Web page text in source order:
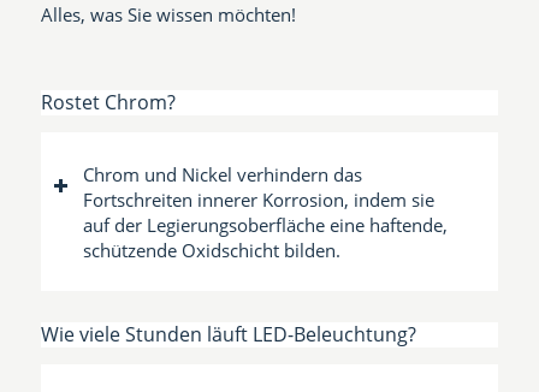
Alles, was Sie wissen möchten!
Rostet Chrom?
Chrom und Nickel verhindern das
Fortschreiten innerer Korrosion, indem sie
auf der Legierungsoberfläche eine haftende,
schützende Oxidschicht bilden.
Wie viele Stunden läuft LED-Beleuchtung?